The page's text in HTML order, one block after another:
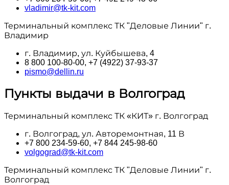
vladimir@tk-kit.com
Терминальный комплекс ТК "Деловые Линии" г.
Владимир
г. Владимир, ул. Куйбышева, 4
8 800 100‑80-00, +7 (4922) 37-93-37
pismo@dellin.ru
Пункты выдачи в Волгоград
Терминальный комплекс ТК «КИТ» г. Волгоград
г. Волгоград, ул. Авторемонтная, 11 В
+7 800 234-59-60, +7 844 245-98-60
volgograd@tk-kit.com
Терминальный комплекс ТК "Деловые Линии" г.
Волгоград